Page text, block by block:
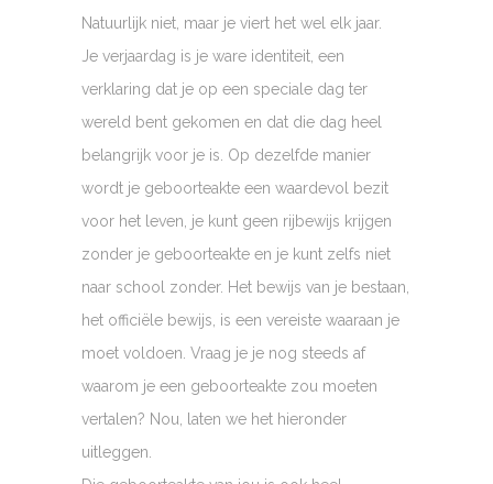
Natuurlijk niet, maar je viert het wel elk jaar.
Je verjaardag is je ware identiteit, een
verklaring dat je op een speciale dag ter
wereld bent gekomen en dat die dag heel
belangrijk voor je is. Op dezelfde manier
wordt je geboorteakte een waardevol bezit
voor het leven, je kunt geen rijbewijs krijgen
zonder je geboorteakte en je kunt zelfs niet
naar school zonder. Het bewijs van je bestaan,
het officiële bewijs, is een vereiste waaraan je
moet voldoen. Vraag je je nog steeds af
waarom je een geboorteakte zou moeten
vertalen? Nou, laten we het hieronder
uitleggen.